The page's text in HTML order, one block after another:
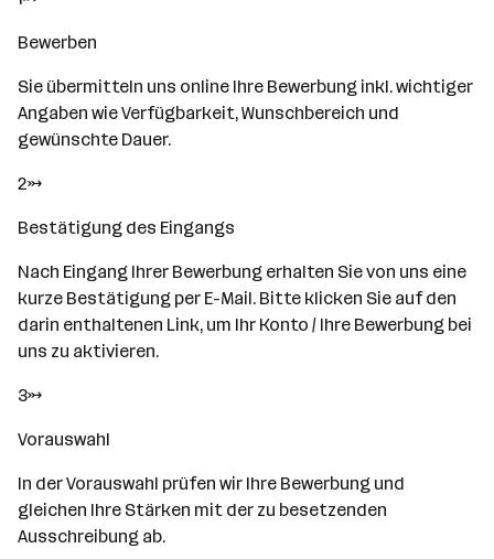
Bewerben
Sie übermitteln uns online Ihre Bewerbung inkl. wichtiger
Angaben wie Verfügbarkeit, Wunschbereich und
gewünschte Dauer.
2→
Bestätigung des Eingangs
Nach Eingang Ihrer Bewerbung erhalten Sie von uns eine
kurze Bestätigung per E-Mail. Bitte klicken Sie auf den
darin enthaltenen Link, um Ihr Konto / Ihre Bewerbung bei
uns zu aktivieren.
3→
Vorauswahl
In der Vorauswahl prüfen wir Ihre Bewerbung und
gleichen Ihre Stärken mit der zu besetzenden
Ausschreibung ab.